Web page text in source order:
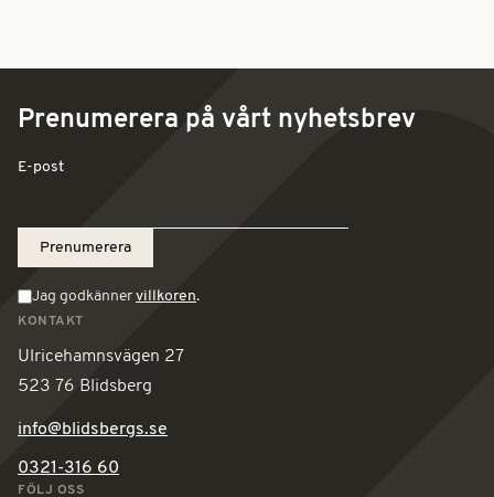
r
a
:
KONTAKT
Ulricehamnsvägen 27
523 76 Blidsberg
info@blidsbergs.se
0321-316 60
FÖLJ OSS
Prenumerera på vårt nyhetsbrev
E-post
Jag godkänner villkoren.